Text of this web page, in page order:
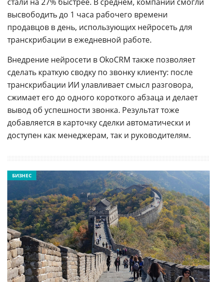
высвободить до 1 часа рабочего времени
продавцов в день, использующих нейросеть для
транскрибации в ежедневной работе.
Внедрение нейросети в OkoCRM также позволяет
сделать краткую сводку по звонку клиенту: после
транскрибации ИИ улавливает смысл разговора,
сжимает его до одного короткого абзаца и делает
вывод об успешности звонка. Результат тоже
добавляется в карточку сделки автоматически и
доступен как менеджерам, так и руководителям.
БИЗНЕС